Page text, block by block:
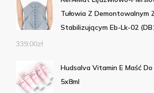
Tułowia Z Demontowalnym
Stabilizującym Eb-Lk-02
339,00zł
Hudsalva Vitamin E Maść
5x8ml